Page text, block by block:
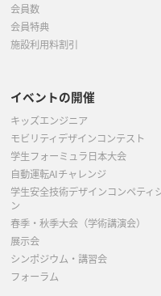
会員数
会員特典
施設利用料割引
イベントの開催
キッズエンジニア
モビリティデザインコンテスト
学生フォーミュラ日本大会
自動運転AIチャレンジ
学生安全技術デザインコンペティ
ン
春季・秋季大会（学術講演会）
展示会
シンポジウム・講習会
フォーラム